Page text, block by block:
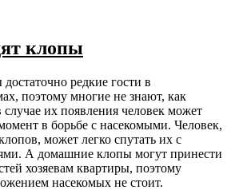
клопы
редкие гости в
поэтому многие не знают, как
их появления человек может
в борьбе с насекомыми. Человек,
может легко спутать их с
А домашние клопы могут принести
хозяевам квартиры, поэтому
насекомых не стоит.